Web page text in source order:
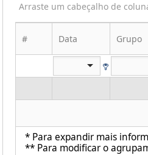
Arraste um cabeçalho de
* Para expandir mais
** Para modificar o
# Data Grupo